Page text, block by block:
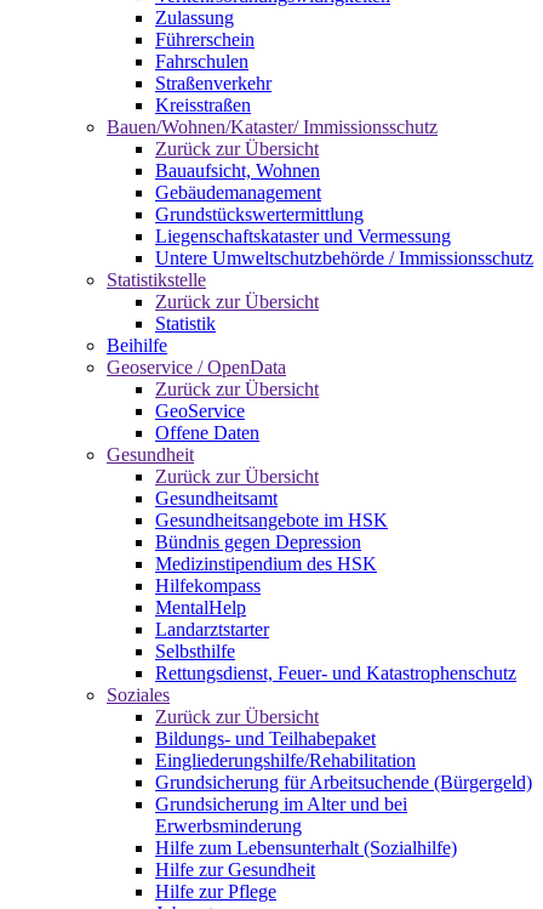
Zulassung
Führerschein
Fahrschulen
Straßenverkehr
Kreisstraßen
Bauen/Wohnen/Kataster/ Immissionsschutz
Zurück zur Übersicht
Bauaufsicht, Wohnen
Gebäudemanagement
Grundstückswertermittlung
Liegenschaftskataster und Vermessung
Untere Umweltschutzbehörde / Immissionsschutz
Statistikstelle
Zurück zur Übersicht
Statistik
Beihilfe
Geoservice / OpenData
Zurück zur Übersicht
GeoService
Offene Daten
Gesundheit
Zurück zur Übersicht
Gesundheitsamt
Gesundheitsangebote im HSK
Bündnis gegen Depression
Medizinstipendium des HSK
Hilfekompass
MentalHelp
Landarztstarter
Selbsthilfe
Rettungsdienst, Feuer- und Katastrophenschutz
Soziales
Zurück zur Übersicht
Bildungs- und Teilhabepaket
Eingliederungshilfe/Rehabilitation
Grundsicherung für Arbeitsuchende (Bürgergeld)
Grundsicherung im Alter und bei
Erwerbsminderung
Hilfe zum Lebensunterhalt (Sozialhilfe)
Hilfe zur Gesundheit
Hilfe zur Pflege